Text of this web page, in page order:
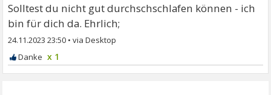
Solltest du nicht gut durchschschlafen können - ich
bin für dich da. Ehrlich;
24.11.2023 23:50 •
x 1